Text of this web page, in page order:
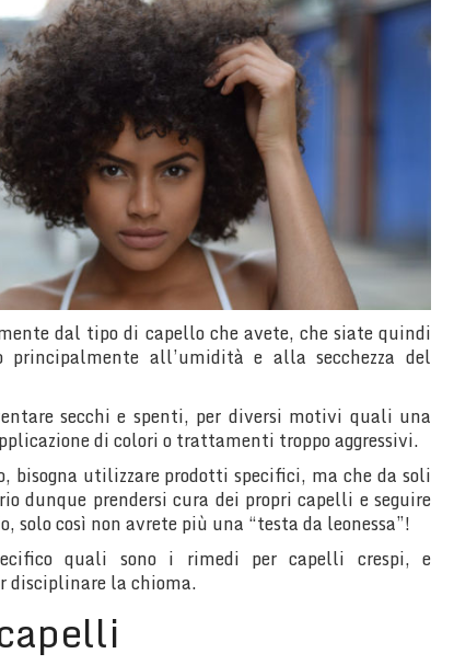
dal tipo di capello che avete, che siate quindi
all’umidità e alla secchezza del
secchi e spenti, per diversi motivi quali una
di colori o trattamenti troppo aggressivi.
bisogna utilizzare prodotti specifici, ma che da soli
dunque prendersi cura dei propri capelli e seguire
solo così non avrete più una “testa da leonessa”!
quali sono i rimedi per capelli crespi, e
disciplinare la chioma.